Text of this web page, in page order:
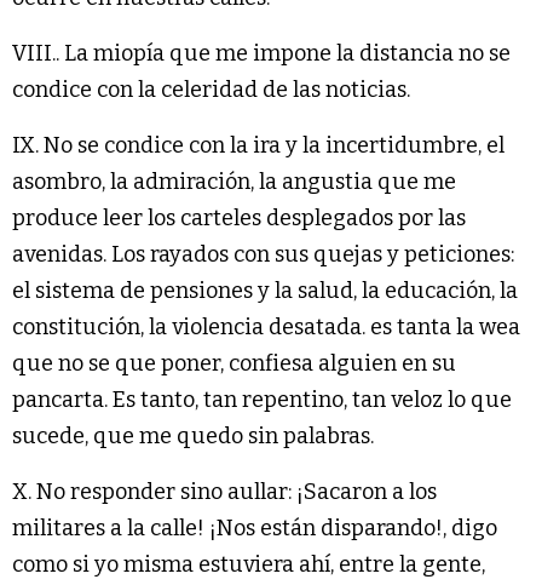
VIII.. La miopía que me impone la distancia no se
condice con la celeridad de las noticias.
IX. No se condice con la ira y la incertidumbre, el
asombro, la admiración, la angustia que me
produce leer los carteles desplegados por las
avenidas. Los rayados con sus quejas y peticiones:
el sistema de pensiones y la salud, la educación, la
constitución, la violencia desatada. es tanta la wea
que no se que poner, confiesa alguien en su
pancarta. Es tanto, tan repentino, tan veloz lo que
sucede, que me quedo sin palabras.
X. No responder sino aullar: ¡Sacaron a los
militares a la calle! ¡Nos están disparando!, digo
como si yo misma estuviera ahí, entre la gente,